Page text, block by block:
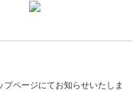
ページにてお知らせいたしま